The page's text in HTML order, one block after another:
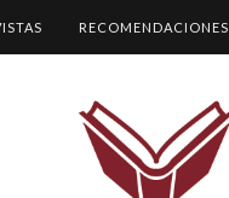
RECOMENDACIONES